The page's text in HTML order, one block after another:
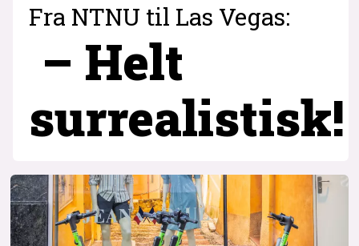
Fra NTNU til Las Vegas:
– Helt
surrealistisk!